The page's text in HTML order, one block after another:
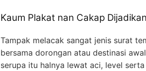
Kaum Plakat nan Cakap
Tampak melacak sangat jenis surat
bersama dorongan atau destinasi
serupa itu halnya lewat aci, level